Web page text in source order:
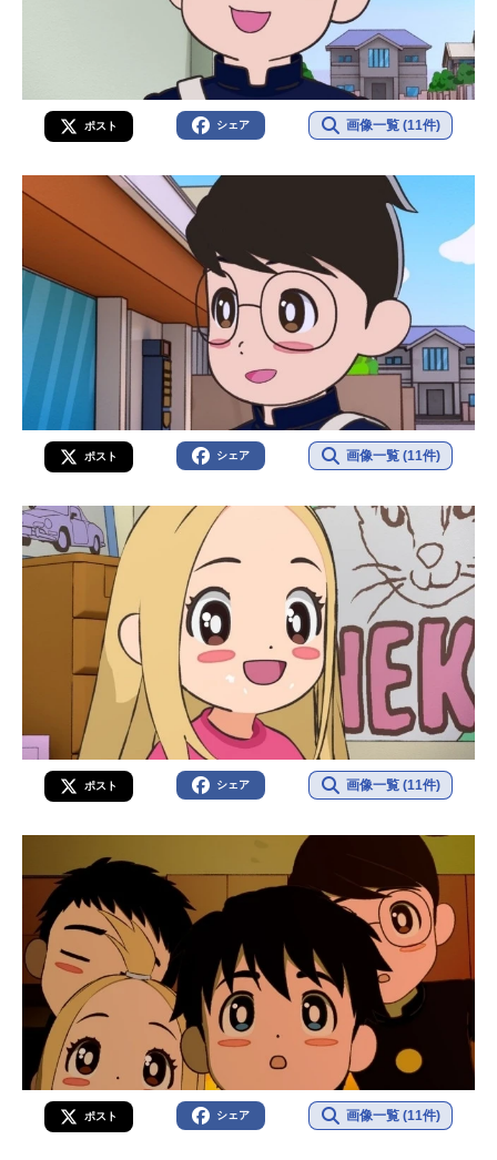
ポスト シェア 画像一覧 (11件)
ポスト シェア 画像一覧 (11件)
ポスト シェア 画像一覧 (11件)
ポスト シェア 画像一覧 (11件)